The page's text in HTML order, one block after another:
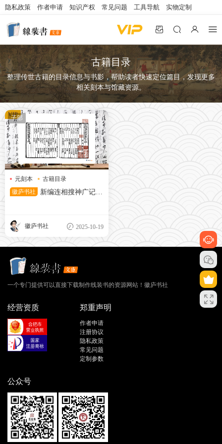
隐私政策 作者申请 知识产权 常见问题 工具导航 实物定制
古籍目录
整理传世古籍的目录信息与书影，帮助读者快速定位篇目，发现更多
相关刻本与馆藏资源。
子部
元刻本
古籍目录
搜神广记
徽庐书社
新编连相搜神广记
徽庐书社 2025-10-19
VIP
一个专门提供可以直接下载制作线装书的资源网站！徽庐书社
经营资质 郑重声明
作者申请
注册协议
隐私政策
常见问题
定制参数
公众号